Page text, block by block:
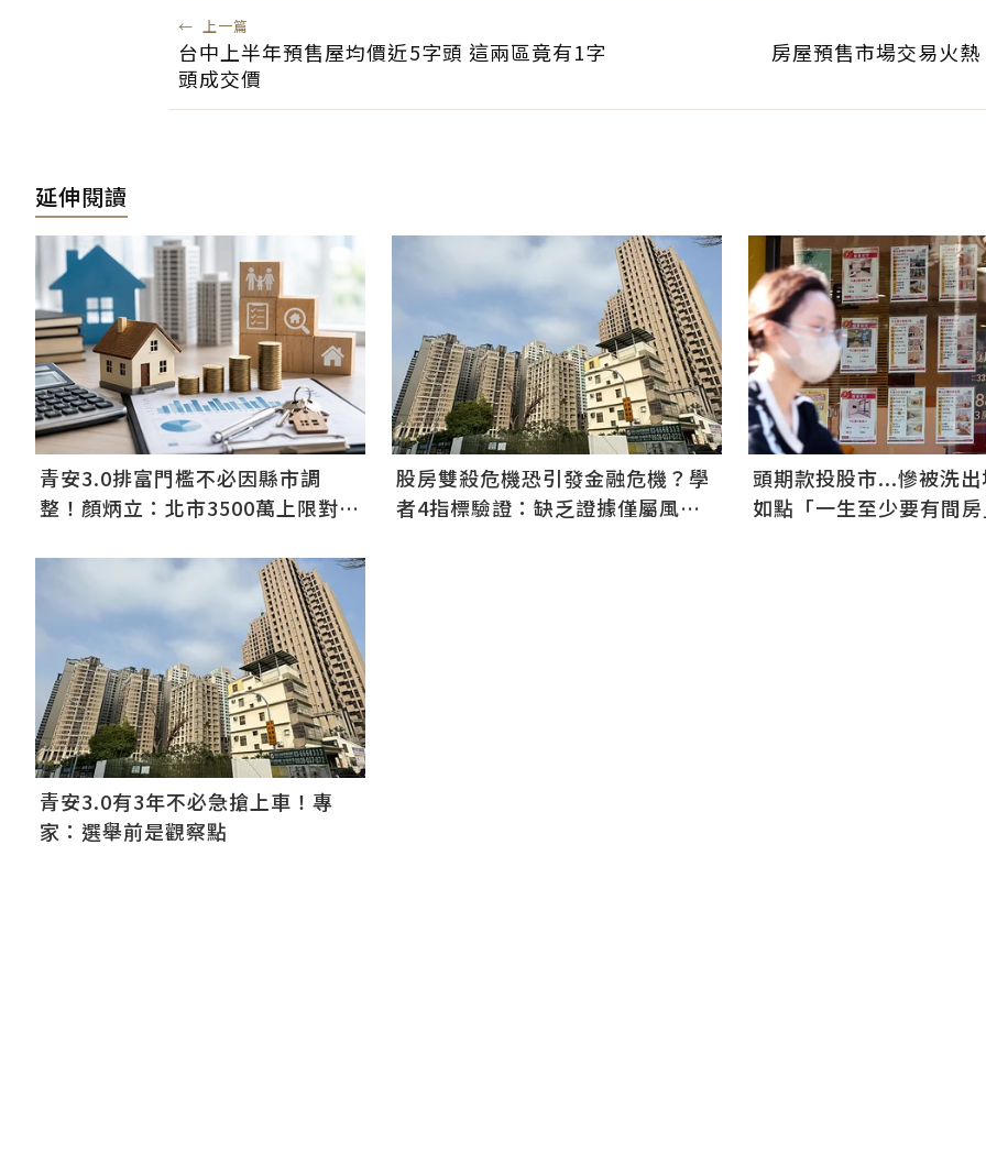
← 上一篇
台中上半年預售屋均價近5字頭 這兩區竟有1字
頭成交價
房屋預售市場交易火
延伸閱讀
青安3.0排富門檻不必因縣市調
整！顏炳立：北市3500萬上限對整
股房雙殺危機恐引發金融危機？學
者4指標驗證：缺乏證據僅屬風險
頭期款投股市...慘被洗
如點「一生至少要有間
青安3.0有3年不必急搶上車！專
家：選舉前是觀察點